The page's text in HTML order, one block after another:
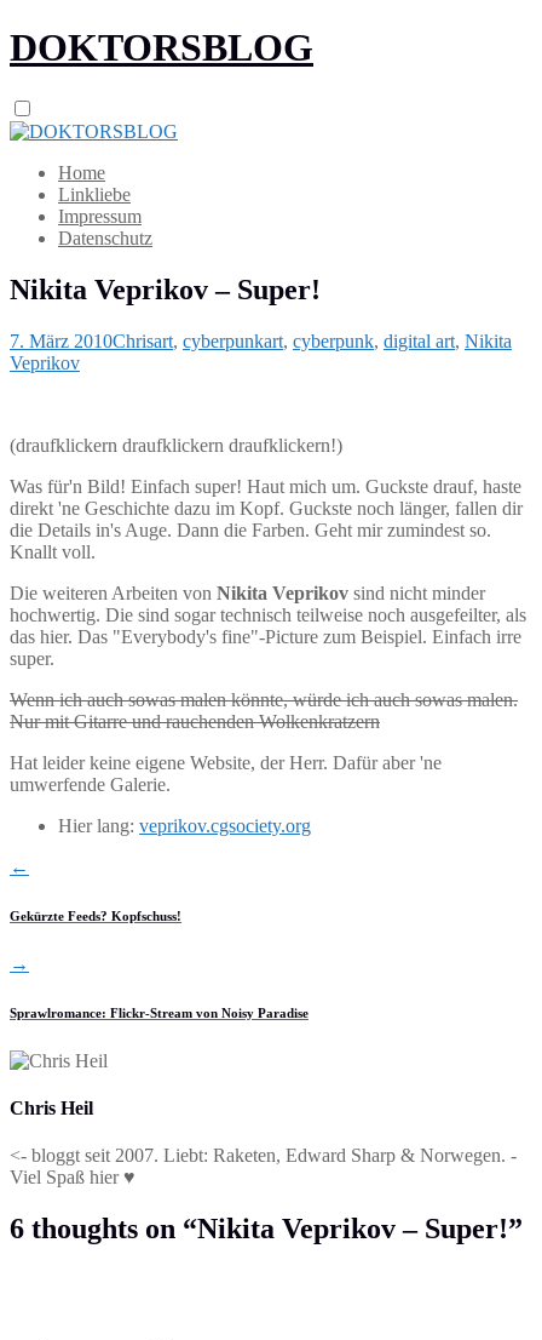
DOKTORSBLOG
Home
Linkliebe
Impressum
Datenschutz
Nikita Veprikov – Super!
7. März 2010Chrisart, cyberpunkart, cyberpunk, digital art, Nikita
Veprikov
(draufklickern draufklickern draufklickern!)
Was für'n Bild! Einfach super! Haut mich um. Guckste drauf, haste
direkt 'ne Geschichte dazu im Kopf. Guckste noch länger, fallen dir
die Details in's Auge. Dann die Farben. Geht mir zumindest so.
Knallt voll.
Die weiteren Arbeiten von Nikita Veprikov sind nicht minder
hochwertig. Die sind sogar technisch teilweise noch ausgefeilter, als
das hier. Das "Everybody's fine"-Picture zum Beispiel. Einfach irre
super.
Wenn ich auch sowas malen könnte, würde ich auch sowas malen.
Nur mit Gitarre und rauchenden Wolkenkratzern
Hat leider keine eigene Website, der Herr. Dafür aber 'ne
umwerfende Galerie.
Hier lang: veprikov.cgsociety.org
←
Gekürzte Feeds? Kopfschuss!
→
Sprawlromance: Flickr-Stream von Noisy Paradise
Chris Heil
<- bloggt seit 2007. Liebt: Raketen, Edward Sharp & Norwegen. -
Viel Spaß hier ♥
6 thoughts on “Nikita Veprikov – Super!”